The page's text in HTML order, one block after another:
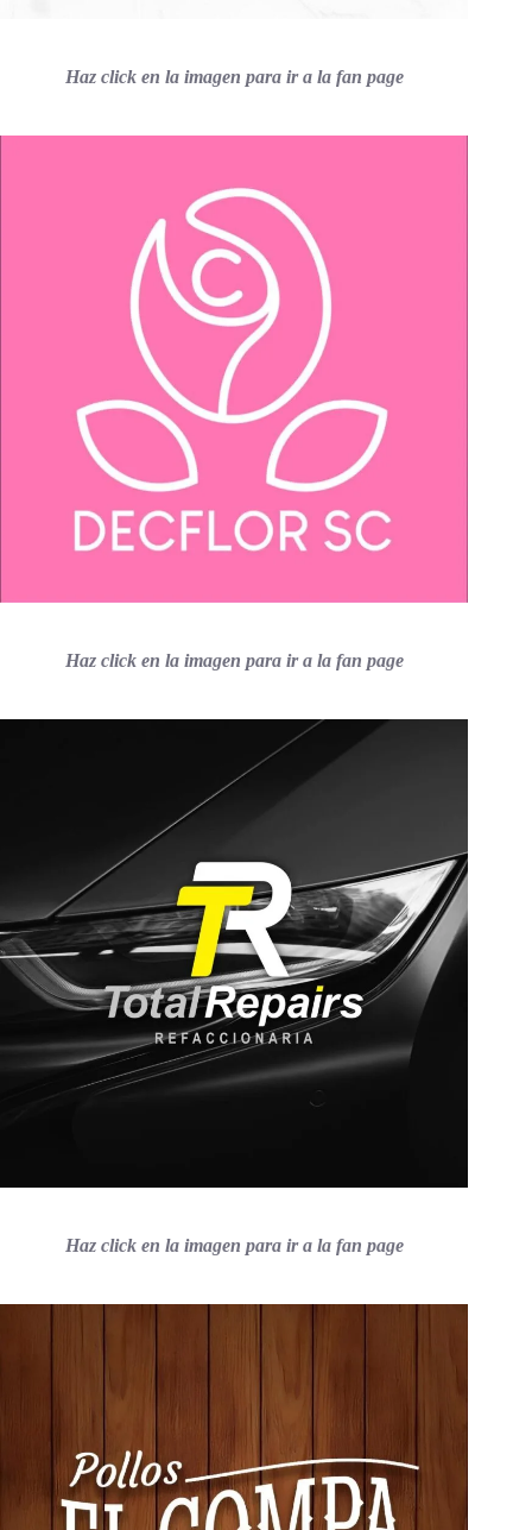
Haz click en la imagen para ir a la fan page
Haz click en la imagen para ir a la fan page
Haz click en la imagen para ir a la fan page